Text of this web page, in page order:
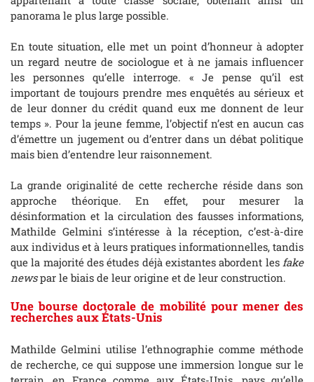
panorama le plus large possible.
En toute situation, elle met un point d’honneur à adopter
un regard neutre de sociologue et à ne jamais influencer
les personnes qu’elle interroge. « Je pense qu’il est
important de toujours prendre mes enquêtés au sérieux et
de leur donner du crédit quand eux me donnent de leur
temps ». Pour la jeune femme, l’objectif n’est en aucun cas
d’émettre un jugement ou d’entrer dans un débat politique
mais bien d’entendre leur raisonnement.
La grande originalité de cette recherche réside dans son
approche théorique. En effet, pour mesurer la
désinformation et la circulation des fausses informations,
Mathilde Gelmini s’intéresse à la réception, c’est-à-dire
aux individus et à leurs pratiques informationnelles, tandis
que la majorité des études déjà existantes abordent les fake
newspar le biais de leur origine et de leur construction.
Une bourse doctorale de mobilité pour mener des
recherches aux États-Unis
Mathilde Gelmini utilise l’ethnographie comme méthode
de recherche, ce qui suppose une immersion longue sur le